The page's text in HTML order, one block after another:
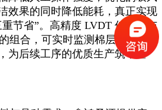
效果的同时降低能耗，真正实现
节省”。高精度 LVDT 传感器与
组合，可实时监测棉层状态，
为后续工序的优质生产筑牢基